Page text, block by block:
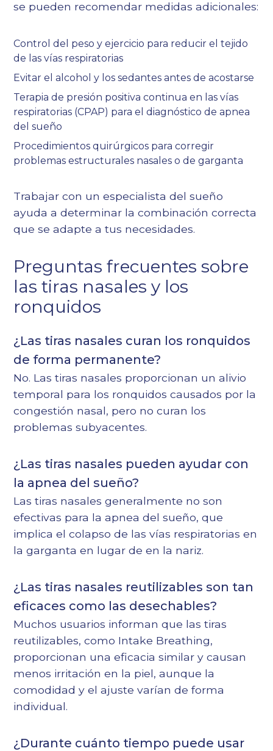
se pueden recomendar medidas adicionales:
Control del peso y ejercicio para reducir el tejido
de las vías respiratorias
Evitar el alcohol y los sedantes antes de acostarse
Terapia de presión positiva continua en las vías
respiratorias (CPAP) para el diagnóstico de apnea
del sueño
Procedimientos quirúrgicos para corregir
problemas estructurales nasales o de garganta
Trabajar con un especialista del sueño
ayuda a determinar la combinación correcta
que se adapte a tus necesidades.
Preguntas frecuentes sobre
las tiras nasales y los
ronquidos
¿Las tiras nasales curan los ronquidos
de forma permanente?
No. Las tiras nasales proporcionan un alivio
temporal para los ronquidos causados por la
congestión nasal, pero no curan los
problemas subyacentes.
¿Las tiras nasales pueden ayudar con
la apnea del sueño?
Las tiras nasales generalmente no son
efectivas para la apnea del sueño, que
implica el colapso de las vías respiratorias en
la garganta en lugar de en la nariz.
¿Las tiras nasales reutilizables son tan
eficaces como las desechables?
Muchos usuarios informan que las tiras
reutilizables, como Intake Breathing,
proporcionan una eficacia similar y causan
menos irritación en la piel, aunque la
comodidad y el ajuste varían de forma
individual.
¿Durante cuánto tiempo puede usar